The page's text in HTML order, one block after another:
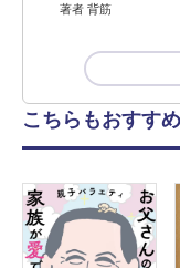
著者 背筋
こちらもおすすめ